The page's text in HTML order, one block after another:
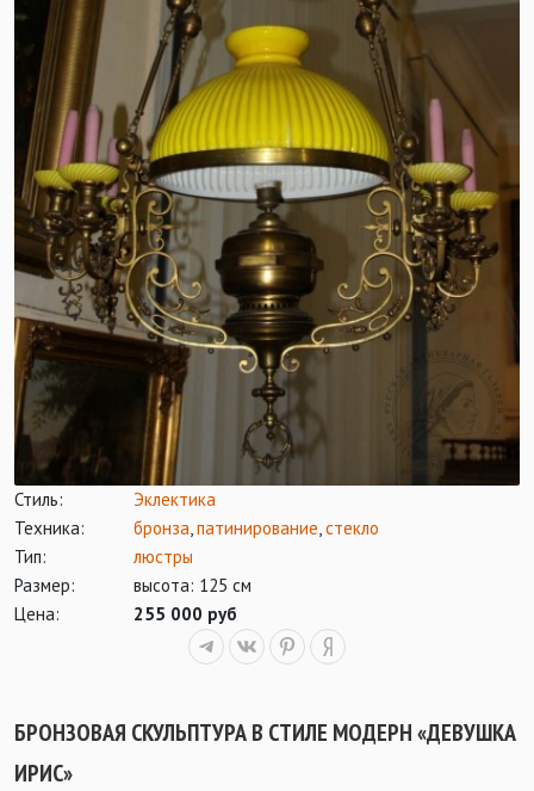
Стиль:
Эклектика
Техника:
бронза патинирование стекло
Тип:
люстры
Размер:
высота: 125 см
Цена:
255 000 руб
БРОНЗОВАЯ СКУЛЬПТУРА В СТИЛЕ МОДЕРН «ДЕВУШКА
ИРИС»